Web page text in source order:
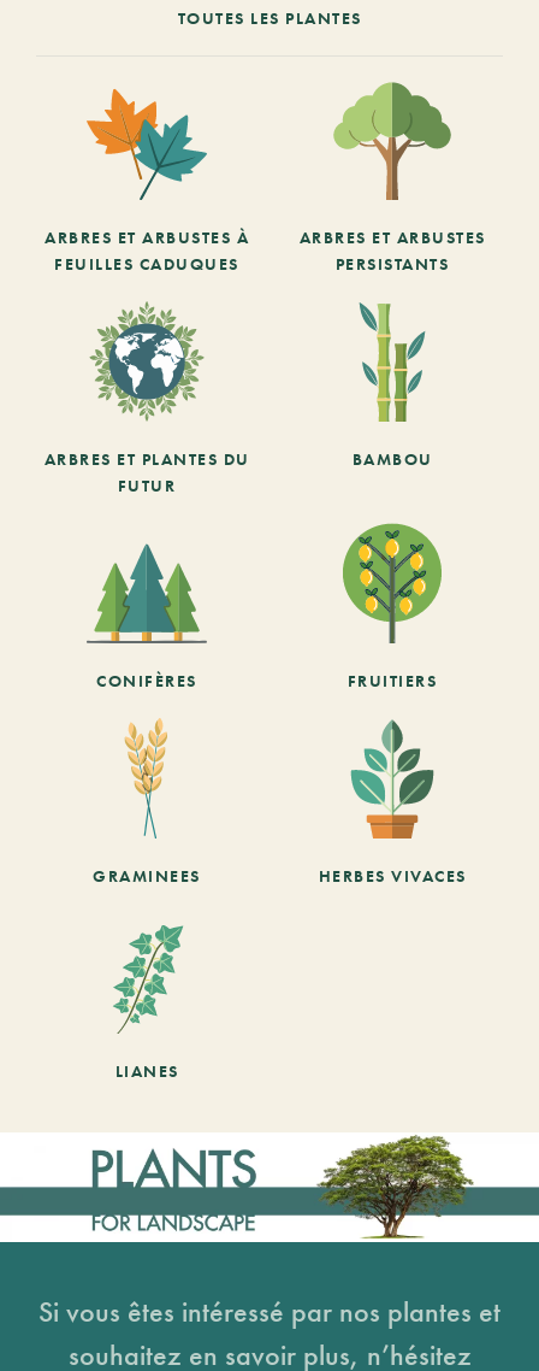
TOUTES LES PLANTES
ARBRES ET ARBUSTES À
FEUILLES CADUQUES
ARBRES ET ARBUSTES
PERSISTANTS
ARBRES ET PLANTES DU
FUTUR
BAMBOU
CONIFÈRES FRUITIERS
GRAMINEES HERBES VIVACES
LIANES
Si vous êtes intéressé par nos plantes et
souhaitez en savoir plus, n’hésitez